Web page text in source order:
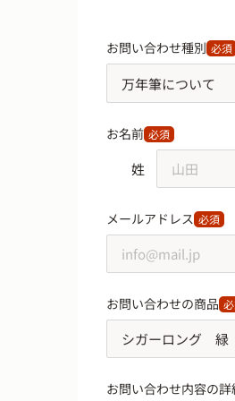
お問い合わせ種別 必須
お名前 必須
姓
メールアドレス 必須
お問い合わせの商品
お問い合わせ内容の詳